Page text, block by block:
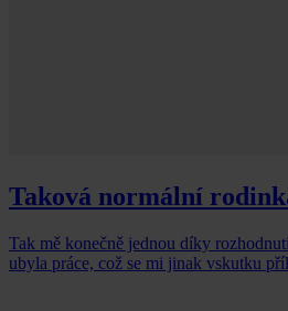
Taková normální
Tak mě konečně jednou díky
ubyla práce, což se mi jinak vskutku